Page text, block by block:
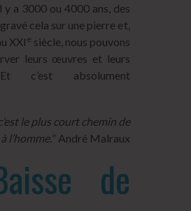
y a 3000 ou 4000 ans, des
cela sur une pierre et,
XXIe siècle, nous pouvons
leurs œuvres et leurs
c’est absolument
le plus court chemin de
l’homme.” André Malraux
de